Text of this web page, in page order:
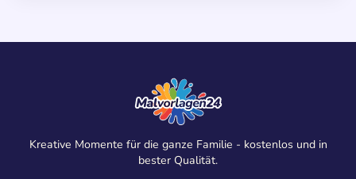
Kreative Momente für die ganze Familie - kostenlos und in
bester Qualität.